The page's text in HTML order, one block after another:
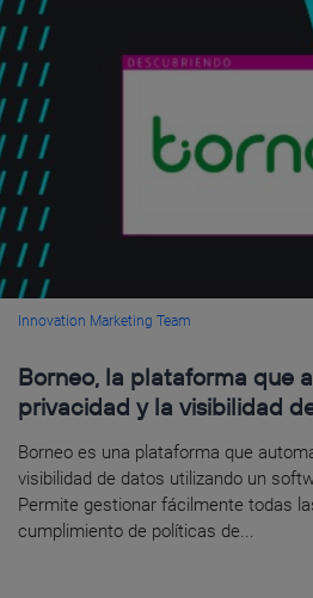
Innovation Marketing Team
Borneo, la plataforma que
privacidad y la visibilidad
Borneo es una plataforma que
visibilidad de datos utilizando un
Permite gestionar fácilmente todas
cumplimiento de políticas de...